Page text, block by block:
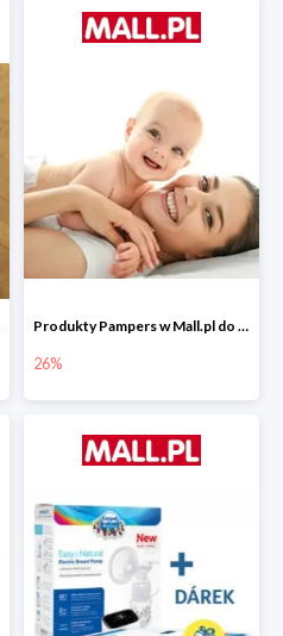
Produkty Pampers w Mall.pl do -26%
26%